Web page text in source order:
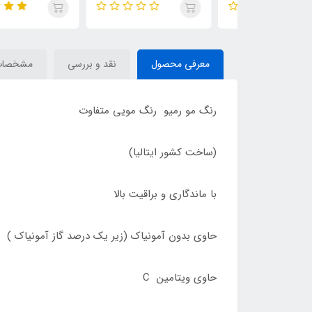
معرفی محصول نقد و بررسی
رنگ مو رمیو رنگ مویی متفاوت
(ساخت کشور ایتالیا)
با ماندگاری و براقیت بالا
حاوی بدون آمونیاک (زیر یک درصد گاز آمونیاک )
حاوی ویتامین C